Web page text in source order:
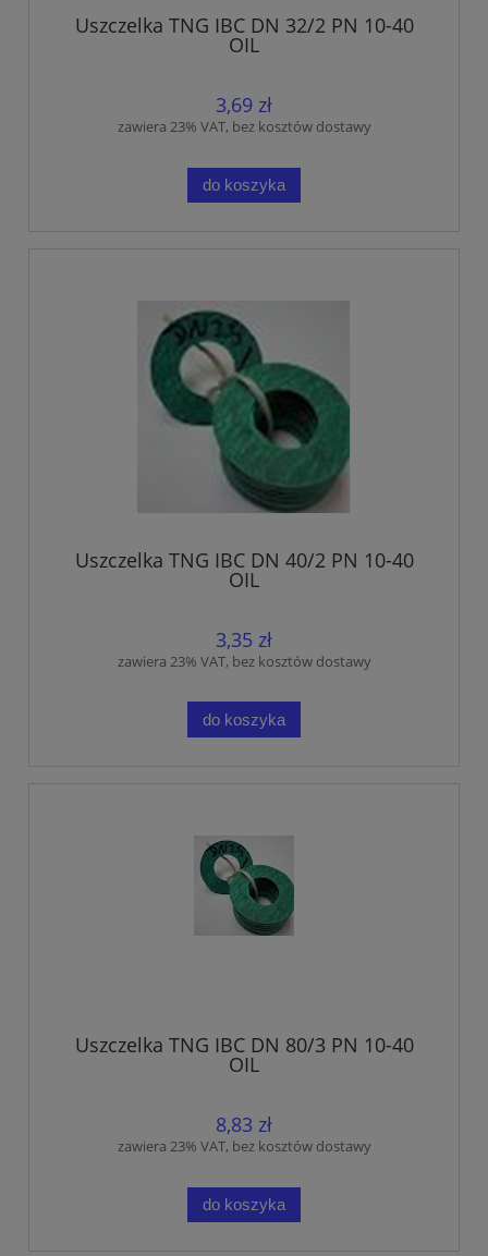
Uszczelka TNG IBC DN 32/2 PN 10-40
OIL
3,69 zł
zawiera 23% VAT, bez kosztów dostawy
do koszyka
Uszczelka TNG IBC DN 40/2 PN 10-40
OIL
3,35 zł
zawiera 23% VAT, bez kosztów dostawy
do koszyka
Uszczelka TNG IBC DN 80/3 PN 10-40
OIL
8,83 zł
zawiera 23% VAT, bez kosztów dostawy
do koszyka